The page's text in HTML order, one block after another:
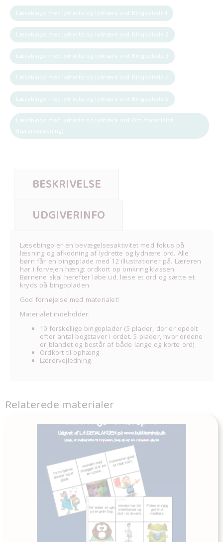
Læsebingo med lydrette og lydnære ord: Bingoplade 1
Læsebingo med lydrette og lydnære ord: Bingoplade 2
Læsebingo med lydrette og lydnære ord: Bingoplade 3
Læsebingo med lydrette og lydnære ord: Bingoplade 4
Læsebingo med lydrette og lydnære ord: Bingoplade 5
Læsebingo med lydrette og lydnære ord: Om materialet
(lærervejledning)
BESKRIVELSE
UDGIVERINFO
Læsebingo er en bevægelsesaktivitet med fokus på
læsning og afkodning af lydrette og lydnære ord. Alle
børn får en bingoplade med 12 illustrationer på. Læreren
har i forvejen hængt ordkort op omkring klassen.
Børnene skal herefter løbe ud, læse et ord og sætte et
kryds på bingopladen.
God fornøjelse med materialet!
Materialet indeholder:
10 forskellige bingoplader (5 plader, der er opdelt
efter antal bogstaver i ordet. 5 plader, hvor ordene
er blandet og består af både lange og korte ord)
Ordkort til ophæng
Lærervejledning
Relaterede materialer